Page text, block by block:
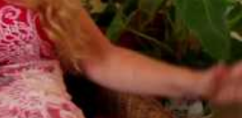
קוליטיס וקרוהן
גניקולוגיה
FSH גבוה